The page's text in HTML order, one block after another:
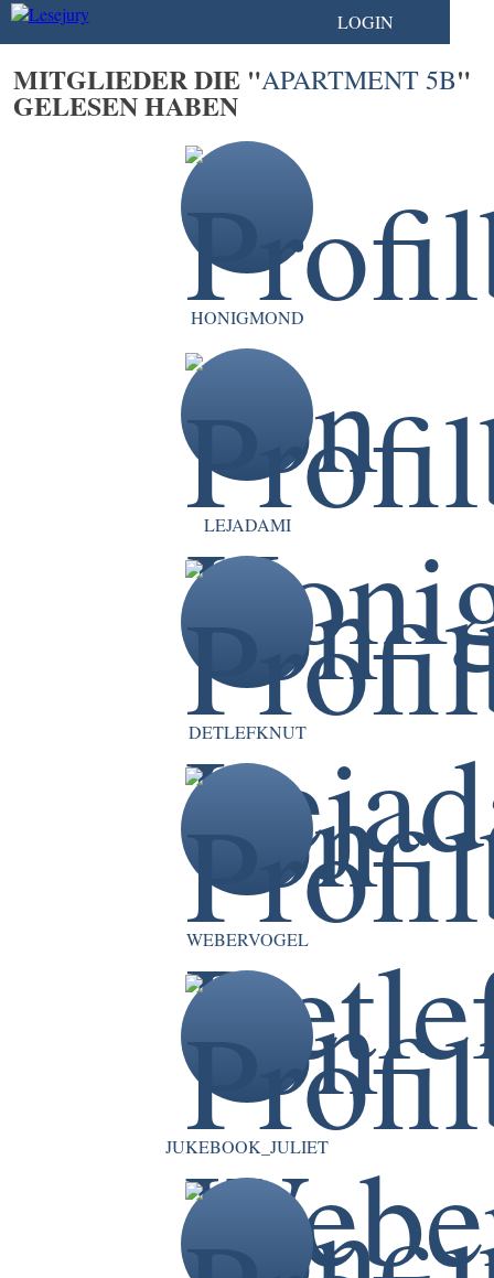
LOGIN
MITGLIEDER DIE "APARTMENT 5B"
GELESEN HABEN
HONIGMOND
LEJADAMI
DETLEFKNUT
WEBERVOGEL
JUKEBOOK_JULIET